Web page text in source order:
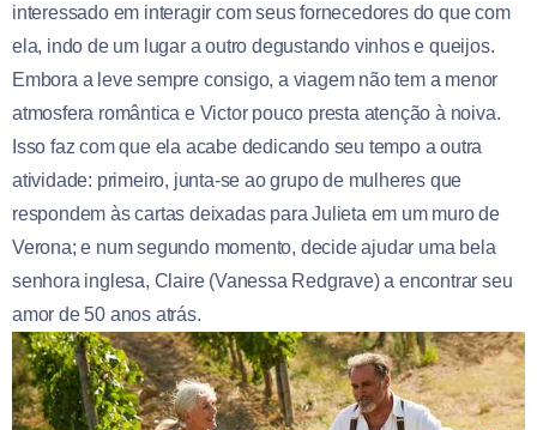
interessado em interagir com seus fornecedores do que com
ela, indo de um lugar a outro degustando vinhos e queijos.
Embora a leve sempre consigo, a viagem não tem a menor
atmosfera romântica e Victor pouco presta atenção à noiva.
Isso faz com que ela acabe dedicando seu tempo a outra
atividade: primeiro, junta-se ao grupo de mulheres que
respondem às cartas deixadas para Julieta em um muro de
Verona; e num segundo momento, decide ajudar uma bela
senhora inglesa, Claire (Vanessa Redgrave) a encontrar seu
amor de 50 anos atrás.